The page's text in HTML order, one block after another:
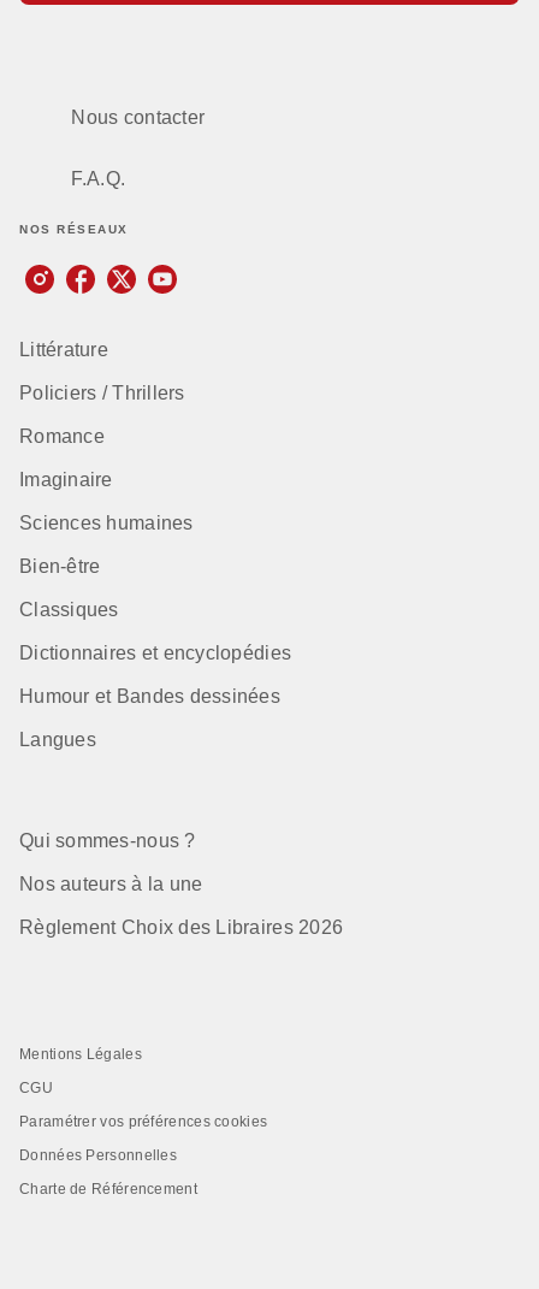
Nous contacter
F.A.Q.
NOS RÉSEAUX
Littérature
Policiers / Thrillers
Romance
Imaginaire
Sciences humaines
Bien-être
Classiques
Dictionnaires et encyclopédies
Humour et Bandes dessinées
Langues
Qui sommes-nous ?
Nos auteurs à la une
Règlement Choix des Libraires 2026
Mentions Légales
CGU
Paramétrer vos préférences cookies
Données Personnelles
Charte de Référencement